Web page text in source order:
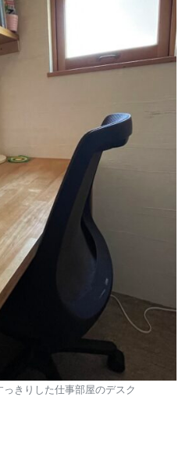
きりした仕事部屋のデスク